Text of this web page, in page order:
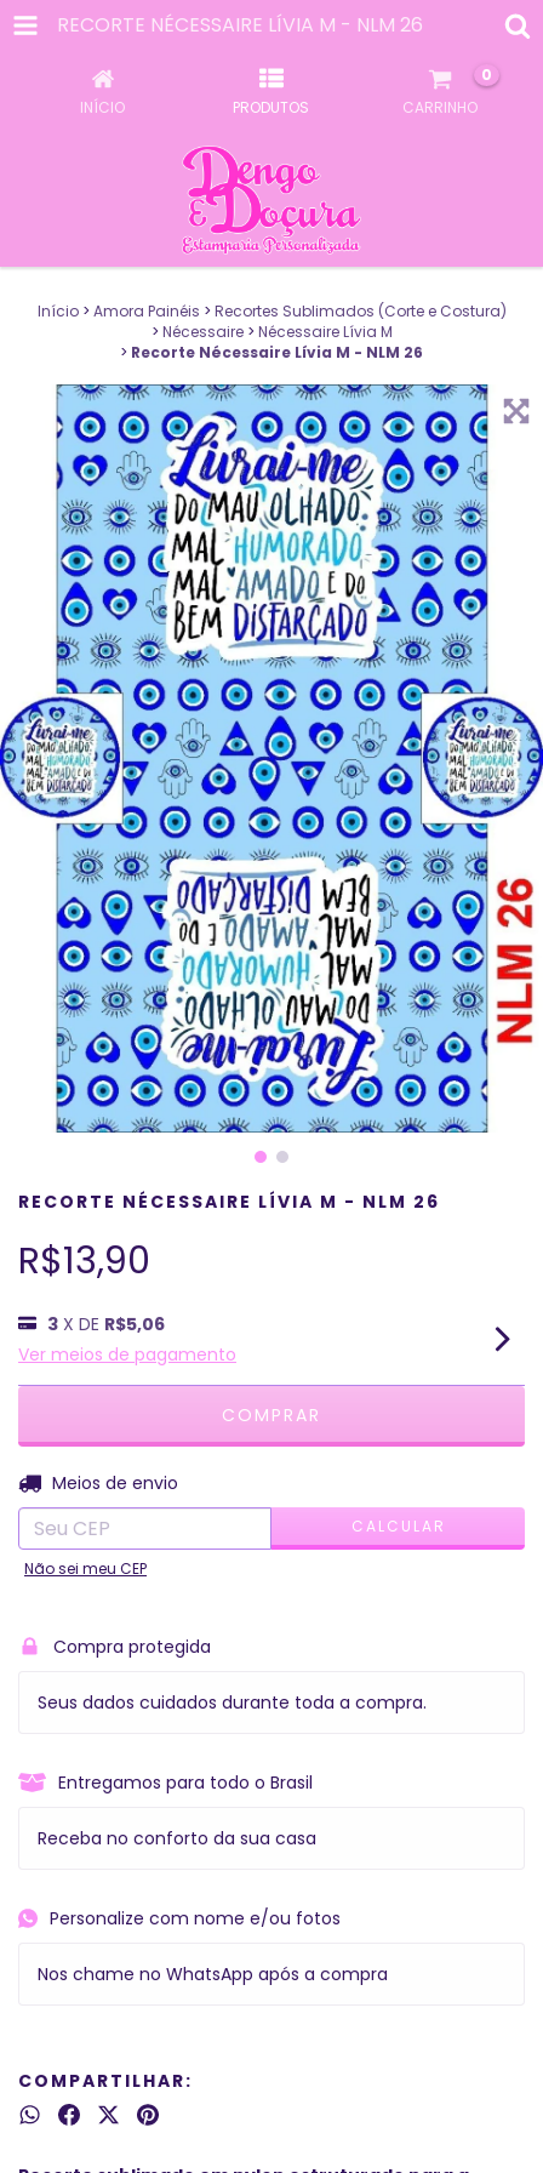
RECORTE NÉCESSAIRE LÍVIA M - NLM 26
INÍCIO PRODUTOS CARRINHO
0
Início > Amora Painéis > Recortes Sublimados (Corte e Costura)
> Nécessaire > Nécessaire Lívia M
> Recorte Nécessaire Lívia M - NLM 26
RECORTE NÉCESSAIRE LÍVIA M - NLM 26
R$13,90
3 X DE R$5,06
Ver meios de pagamento
Entregas para o CEP:
Meios de envio
CALCULAR
Não sei meu CEP
Compra protegida
Seus dados cuidados durante toda a compra.
Entregamos para todo o Brasil
Receba no conforto da sua casa
Personalize com nome e/ou fotos
Nos chame no WhatsApp após a compra
COMPARTILHAR: